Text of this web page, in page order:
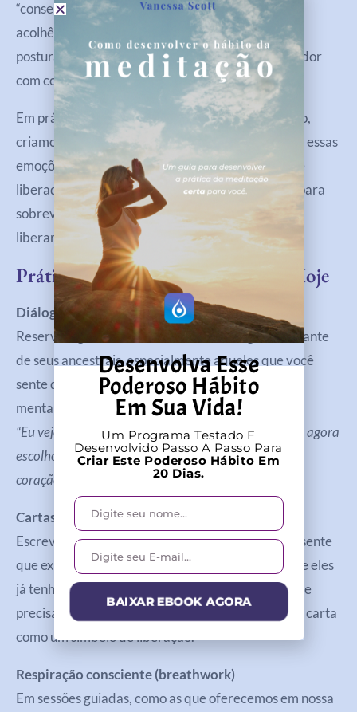
“consertar” a dor ou apagá-la, somos convidados a
acolhê-la com amor e presença. Essa mudança de
postura transforma tudo: quando olhamos para a dor
com compaixão, ela começa a se dissolver.
Em práticas de respiração consciente, por exemplo,
criamos um espaço seguro dentro de nós para que essas
emoções antigas possam finalmente ser sentidas e
liberadas. O corpo, que um dia precisou reprimir para
sobreviver, agora aprende que é seguro relaxar e
liberar.
Práticas Que Você Pode Começar Hoje
Diálogo com seus ancestrais
Reserve alguns minutos em silêncio. Imagine-se diante
de seus ancestrais, especialmente aqueles que você
sente que carregam dores profundas. Então, diga
mentalmente:
“Eu vejo vocês. Eu honro a história que viveram. Mas agora
escolho um novo caminho. E levo vocês comigo, no
coração, não na dor.”
Cartas de liberação
Escreva cartas para familiares com os quais você sente
que existe um vínculo emocional difícil, mesmo que eles
já tenham partido. Sendo assim, escreva tudo o que
precisa ser dito e, em seguida, queime ou rasgue a carta
como um símbolo de liberação.
Respiração consciente (breathwork)
Em sessões guiadas, como as que oferecemos em nossa
Desenvolva Esse
Poderoso Hábito
Em Sua Vida!
Um Programa Testado E
Desenvolvido Passo A Passo Para
Criar Este Poderoso Hábito Em
20 Dias.
BAIXAR EBOOK AGORA